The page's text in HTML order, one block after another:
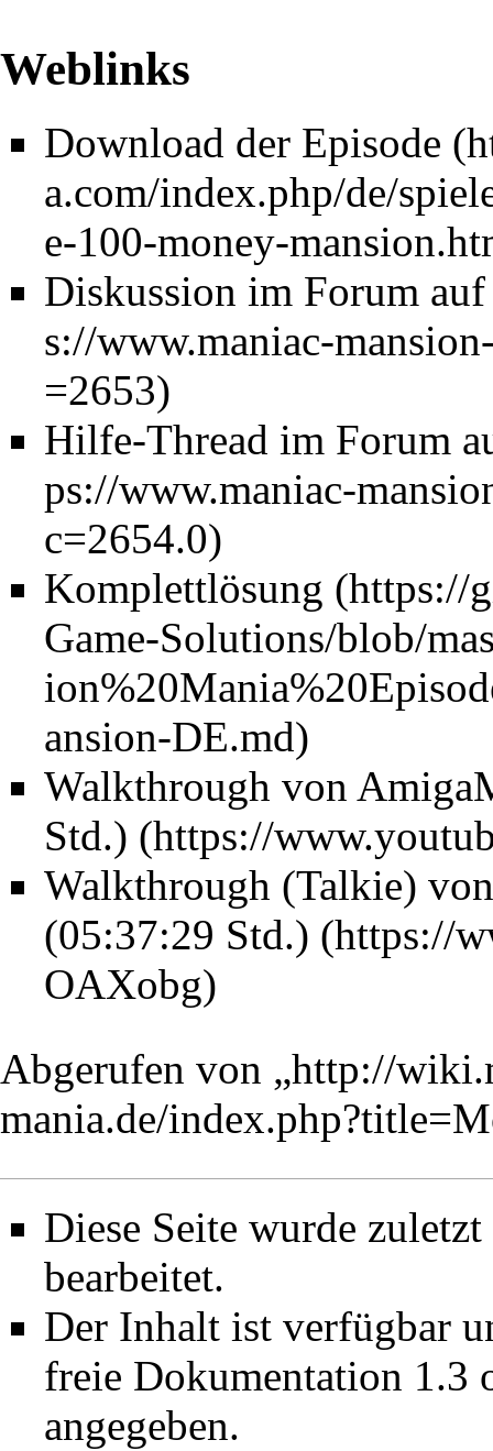
Weblinks
Download der Episode
Diskussion im Forum
Hilfe-Thread im Forum
Komplettlösung
Walkthrough von
Std.)
Walkthrough (Talkie)
(05:37:29 Std.)
Abgerufen von „http://
mania.de/
Diese Seite wurde
bearbeitet.
Der Inhalt ist verfügbar
freie Dokumentation 1.3
angegeben.